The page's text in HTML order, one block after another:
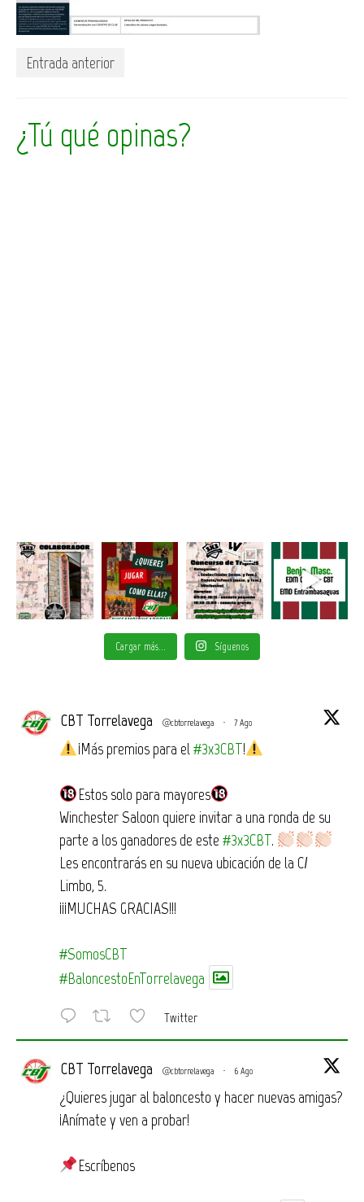
Entrada anterior
¿Tú qué opinas?
Cargar más... Síguenos
CBT Torrelavega @cbtorrelavega · 7 Ago
¡Más premios para el #3x3CBT!
Estos solo para mayores
Winchester Saloon quiere invitar a una ronda de su
parte a los ganadores de este #3x3CBT.
Les encontrarás en su nueva ubicación de la C/
Limbo, 5.
¡¡¡MUCHAS GRACIAS!!!
#SomosCBT
#BaloncestoEnTorrelavega
Twitter
CBT Torrelavega @cbtorrelavega · 6 Ago
¿Quieres jugar al baloncesto y hacer nuevas amigas?
¡Anímate y ven a probar!
Escríbenos